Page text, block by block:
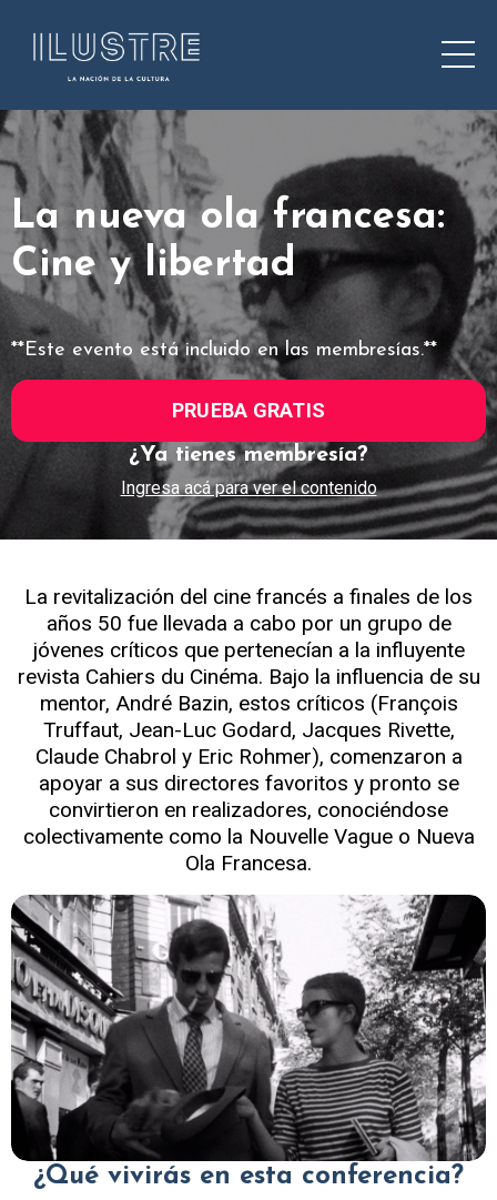
La nueva ola francesa:
Cine y libertad
**Este evento está incluido en las membresías.**
PRUEBA GRATIS
¿Ya tienes membresía?
Ingresa acá para ver el contenido
La revitalización del cine francés a finales de los
años 50 fue llevada a cabo por un grupo de
jóvenes críticos que pertenecían a la influyente
revista Cahiers du Cinéma. Bajo la influencia de su
mentor, André Bazin, estos críticos (François
Truffaut, Jean-Luc Godard, Jacques Rivette,
Claude Chabrol y Eric Rohmer), comenzaron a
apoyar a sus directores favoritos y pronto se
convirtieron en realizadores, conociéndose
colectivamente como la Nouvelle Vague o Nueva
Ola Francesa.
¿Qué vivirás en esta conferencia?